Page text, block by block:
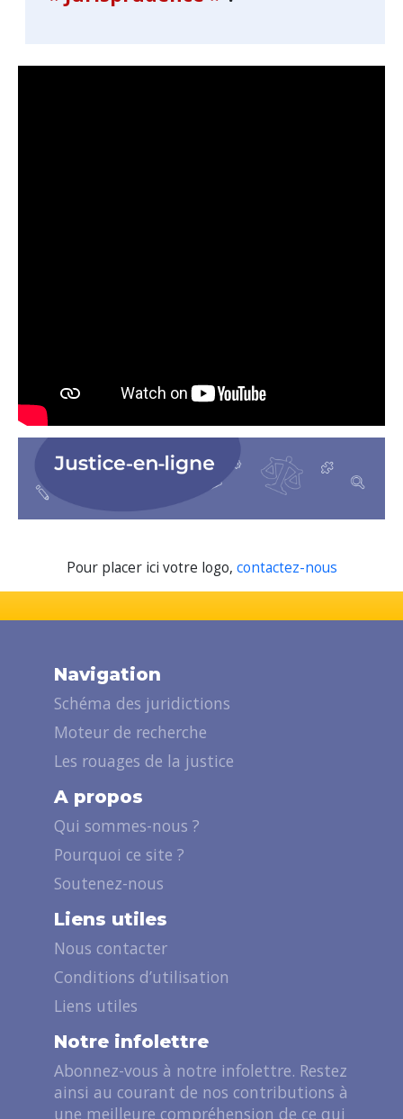
Pour placer ici votre logo, contactez-nous
Navigation
Schéma des juridictions
Moteur de recherche
Les rouages de la justice
A propos
Qui sommes-nous ?
Pourquoi ce site ?
Soutenez-nous
Liens utiles
Nous contacter
Conditions d’utilisation
Liens utiles
Notre infolettre
Abonnez-vous à notre infolettre. Restez
ainsi au courant de nos contributions à
une meilleure compréhension de ce qui